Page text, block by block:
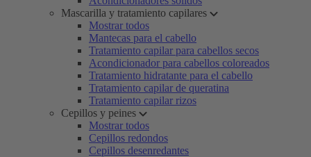
Mascarilla y tratamiento capilares
Mostrar todos
Mantecas para el cabello
Tratamiento capilar para cabellos secos
Acondicionador para cabellos coloreados
Tratamiento hidratante para el cabello
Tratamiento capilar de queratina
Tratamiento capilar rizos
Cepillos y peines
Mostrar todos
Cepillos redondos
Cepillos desenredantes